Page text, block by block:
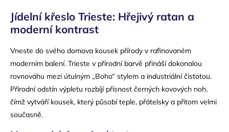
Jídelní křeslo Trieste: Hřejivý ratan a
moderní kontrast
Vneste do svého domova kousek přírody v rafinovaném
moderním balení. Trieste v přírodní barvě přináší dokonalou
rovnováhu mezi útulným „Boho“ stylem a industriální čistotou.
Přírodní odstín výpletu rozbíjí přísnost černých kovových noh,
čímž vytváří kousek, který působí teple, přátelsky a přitom velmi
současně.